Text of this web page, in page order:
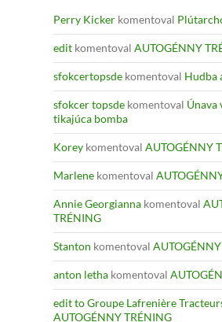
Perry Kicker komentoval
edit komentoval AUTOGÉNNY
sfokcertopsde komentoval Hudba
sfokcer topsde komentoval Únava
tikajúca bomba
Korey komentoval AUTOGÉNNY
Marlene komentoval
Annie Georgianna komentoval
TRÉNING
Stanton komentoval
anton letha komentoval
edit to Groupe Lafrenière
AUTOGÉNNY TRÉNING